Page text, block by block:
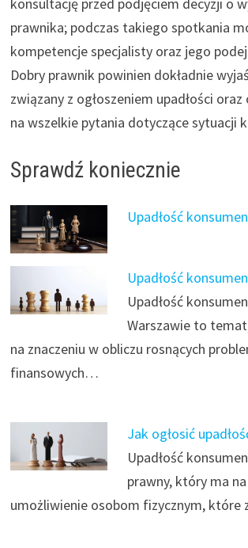
prawnika; podczas takiego spotkania
kompetencje specjalisty oraz jego
Dobry prawnik powinien dokładnie
związany z ogłoszeniem upadłości
na wszelkie pytania dotyczące sytuacji
Sprawdź koniecznie
Upadłość
Upadłość
Upadłość
Warszawie to
na znaczeniu w obliczu rosnących
finansowych…
Jak ogłosić
Upadłość
prawny, który ma
umożliwienie osobom fizycznym, które